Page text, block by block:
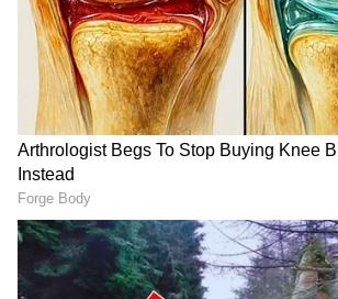
పంచుకున్నారు. ఇంట్లో ఉన్న
వీక్ లోకి ఎంటర్ కావడంతో
వెళుతున్నామని భావిస్తున్నారు.